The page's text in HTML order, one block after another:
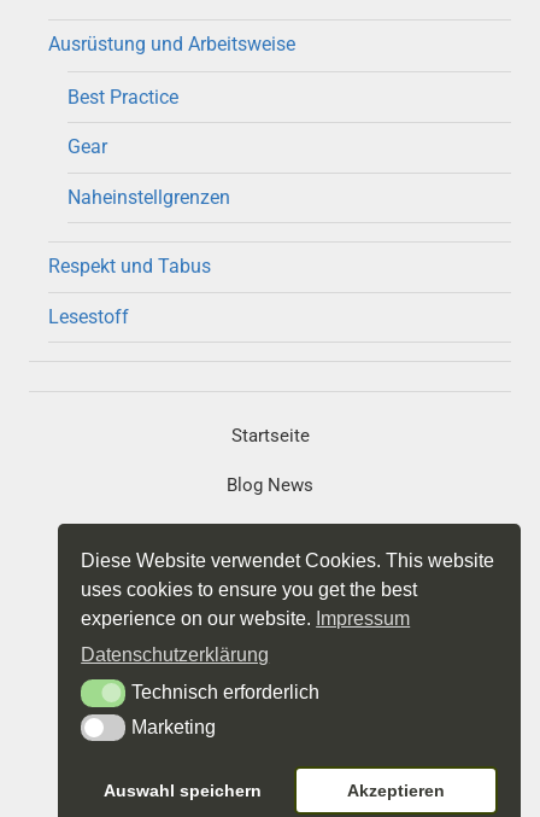
Ausrüstung und Arbeitsweise
Best Practice
Gear
Naheinstellgrenzen
Respekt und Tabus
Lesestoff
Startseite
Blog News
Projekte
Datenschutz
Relaunch foto-gustav 2022 | (c) Gustav Sommer
Diese Website verwendet Cookies. This website
uses cookies to ensure you get the best
experience on our website. Impressum
Datenschutzerklärung
Technisch erforderlich
Technisch erforderlich
MarketingMarketing
Auswahl speichern Akzeptieren